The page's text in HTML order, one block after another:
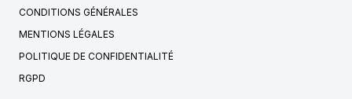
CONDITIONS GÉNÉRALES
MENTIONS LÉGALES
POLITIQUE DE CONFIDENTIALITÉ
RGPD